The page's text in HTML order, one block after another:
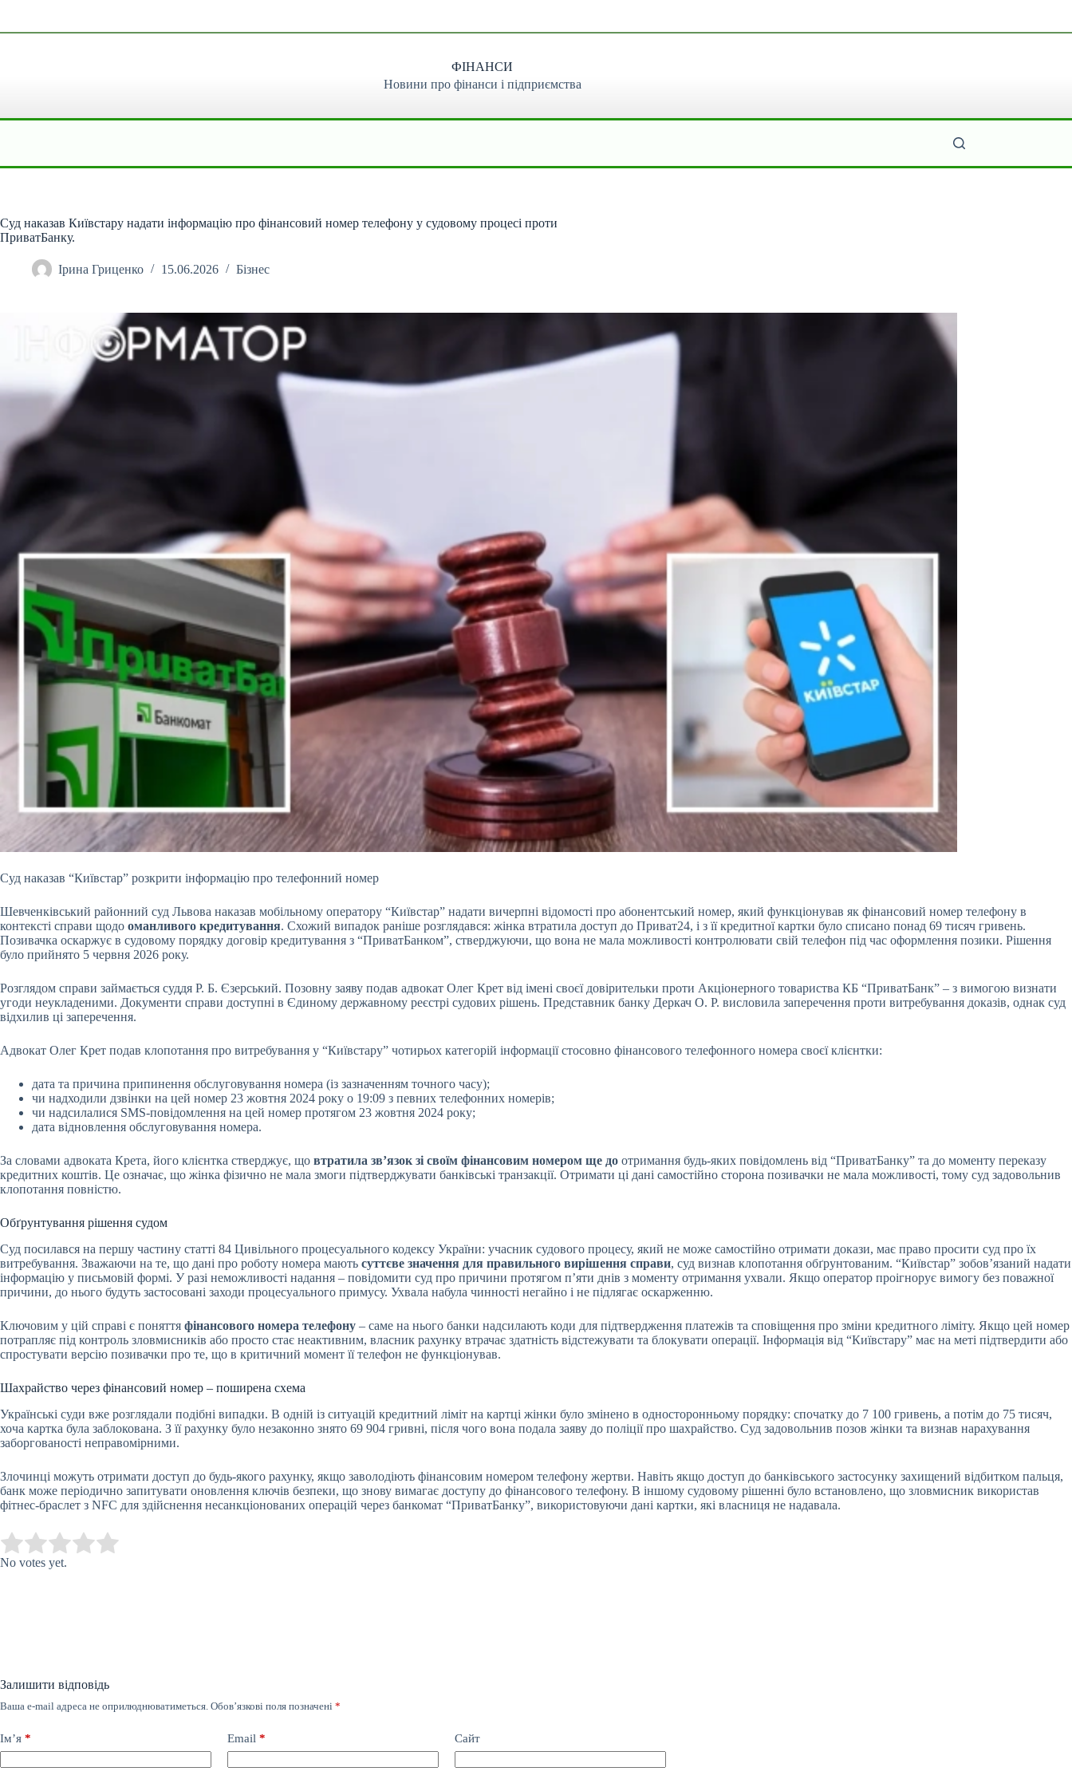
вмісту
ФІНАНСИ
Новини про фінанси і підприємства
Суд наказав Київстару надати інформацію про фінансовий номер телефону у судовому процесі проти
ПриватБанку.
Ірина Гриценко 15.06.2026 Бізнес
Суд наказав “Київстар” розкрити інформацію про телефонний номер
Шевченківський районний суд Львова наказав мобільному оператору “Київстар” надати вичерпні відомості про абонентський номер, який функціонував як фінансовий номер телефону в
контексті справи щодо оманливого кредитування. Схожий випадок раніше розглядався: жінка втратила доступ до Приват24, і з її кредитної картки було списано понад 69 тисяч гривень.
Позивачка оскаржує в судовому порядку договір кредитування з “ПриватБанком”, стверджуючи, що вона не мала можливості контролювати свій телефон під час оформлення позики. Рішення
було прийнято 5 червня 2026 року.
Розглядом справи займається суддя Р. Б. Єзерський. Позовну заяву подав адвокат Олег Крет від імені своєї довірительки проти Акціонерного товариства КБ “ПриватБанк” – з вимогою визнати
угоди неукладеними. Документи справи доступні в Єдиному державному реєстрі судових рішень. Представник банку Деркач О. Р. висловила заперечення проти витребування доказів, однак суд
відхилив ці заперечення.
Адвокат Олег Крет подав клопотання про витребування у “Київстару” чотирьох категорій інформації стосовно фінансового телефонного номера своєї клієнтки:
дата та причина припинення обслуговування номера (із зазначенням точного часу);
чи надходили дзвінки на цей номер 23 жовтня 2024 року о 19:09 з певних телефонних номерів;
чи надсилалися SMS-повідомлення на цей номер протягом 23 жовтня 2024 року;
дата відновлення обслуговування номера.
За словами адвоката Крета, його клієнтка стверджує, що втратила зв’язок зі своїм фінансовим номером ще до отримання будь-яких повідомлень від “ПриватБанку” та до моменту переказу
кредитних коштів. Це означає, що жінка фізично не мала змоги підтверджувати банківські транзакції. Отримати ці дані самостійно сторона позивачки не мала можливості, тому суд задовольнив
клопотання повністю.
Обґрунтування рішення судом
Суд посилався на першу частину статті 84 Цивільного процесуального кодексу України: учасник судового процесу, який не може самостійно отримати докази, має право просити суд про їх
витребування. Зважаючи на те, що дані про роботу номера мають суттєве значення для правильного вирішення справи, суд визнав клопотання обґрунтованим. “Київстар” зобов’язаний надати
інформацію у письмовій формі. У разі неможливості надання – повідомити суд про причини протягом п’яти днів з моменту отримання ухвали. Якщо оператор проігнорує вимогу без поважної
причини, до нього будуть застосовані заходи процесуального примусу. Ухвала набула чинності негайно і не підлягає оскарженню.
Ключовим у цій справі є поняття фінансового номера телефону – саме на нього банки надсилають коди для підтвердження платежів та сповіщення про зміни кредитного ліміту. Якщо цей номер
потрапляє під контроль зловмисників або просто стає неактивним, власник рахунку втрачає здатність відстежувати та блокувати операції. Інформація від “Київстару” має на меті підтвердити або
спростувати версію позивачки про те, що в критичний момент її телефон не функціонував.
Шахрайство через фінансовий номер – поширена схема
Українські суди вже розглядали подібні випадки. В одній із ситуацій кредитний ліміт на картці жінки було змінено в односторонньому порядку: спочатку до 7 100 гривень, а потім до 75 тисяч,
хоча картка була заблокована. З її рахунку було незаконно знято 69 904 гривні, після чого вона подала заяву до поліції про шахрайство. Суд задовольнив позов жінки та визнав нарахування
заборгованості неправомірними.
Злочинці можуть отримати доступ до будь-якого рахунку, якщо заволодіють фінансовим номером телефону жертви. Навіть якщо доступ до банківського застосунку захищений відбитком пальця,
банк може періодично запитувати оновлення ключів безпеки, що знову вимагає доступу до фінансового телефону. В іншому судовому рішенні було встановлено, що зловмисник використав
фітнес-браслет з NFC для здійснення несанкціонованих операцій через банкомат “ПриватБанку”, використовуючи дані картки, які власниця не надавала.
Rate this item:
No votes yet.
Залишити відповідь
Ваша e-mail адреса не оприлюднюватиметься. Обов’язкові поля позначені *
Ім’я * Email * Сайт